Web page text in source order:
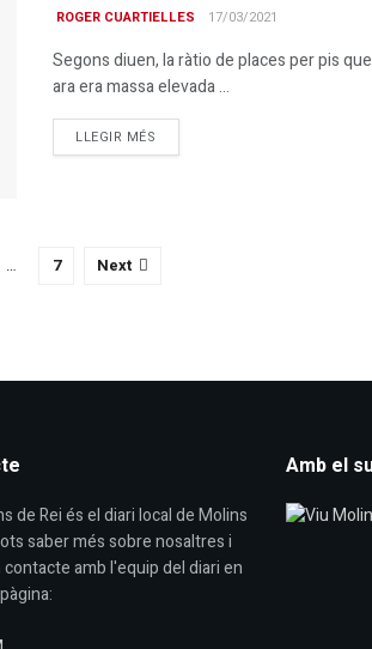
ROGER CUARTIELLES 17/03/2021
Segons diuen, la ràtio de places per pis
ara era massa elevada ...
LLEGIR MÉS
… 7 Next
de Rei és el diari local de Molins
saber més sobre nosaltres i
amb l'equip del diari en
Amb el